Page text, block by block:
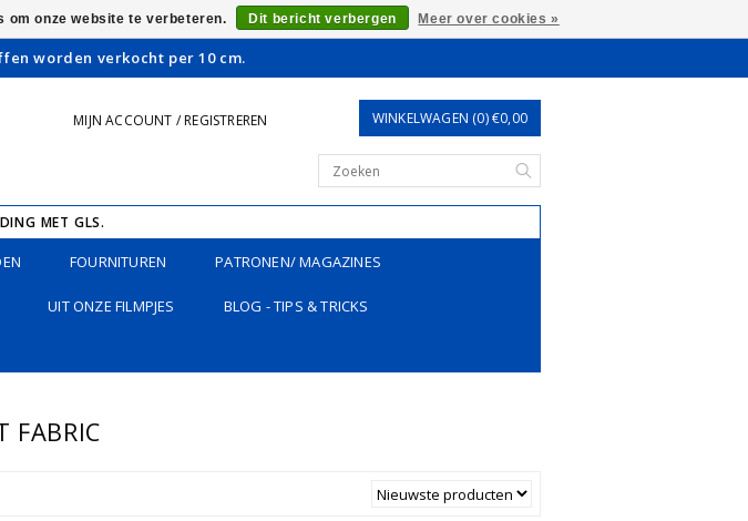
worden verkocht per 10 cm.
MIJN ACCOUNT / REGISTREREN WINKELWAGEN (0) €0,00
MET GLS.
FOURNITUREN PATRONEN/ MAGAZINES
UIT ONZE FILMPJES BLOG - TIPS & TRICKS
FABRIC
om onze website te verbeteren. Dit bericht verbergen Meer over cookies »